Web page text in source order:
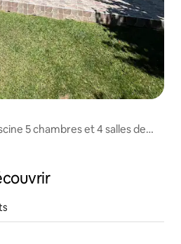
5 chambres et 4 salles de